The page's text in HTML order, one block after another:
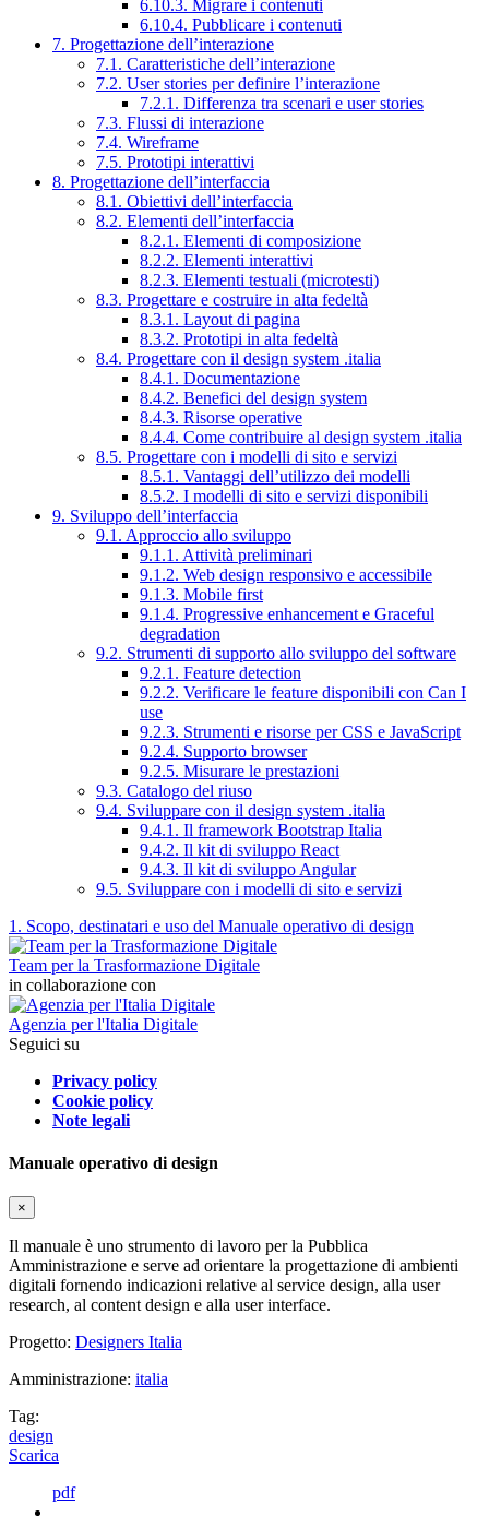
6.10.3. Migrare i contenuti
6.10.4. Pubblicare i contenuti
7. Progettazione dell’interazione
7.1. Caratteristiche dell’interazione
7.2. User stories per definire l’interazione
7.2.1. Differenza tra scenari e user stories
7.3. Flussi di interazione
7.4. Wireframe
7.5. Prototipi interattivi
8. Progettazione dell’interfaccia
8.1. Obiettivi dell’interfaccia
8.2. Elementi dell’interfaccia
8.2.1. Elementi di composizione
8.2.2. Elementi interattivi
8.2.3. Elementi testuali (microtesti)
8.3. Progettare e costruire in alta fedeltà
8.3.1. Layout di pagina
8.3.2. Prototipi in alta fedeltà
8.4. Progettare con il design system .italia
8.4.1. Documentazione
8.4.2. Benefici del design system
8.4.3. Risorse operative
8.4.4. Come contribuire al design system .italia
8.5. Progettare con i modelli di sito e servizi
8.5.1. Vantaggi dell’utilizzo dei modelli
8.5.2. I modelli di sito e servizi disponibili
9. Sviluppo dell’interfaccia
9.1. Approccio allo sviluppo
9.1.1. Attività preliminari
9.1.2. Web design responsivo e accessibile
9.1.3. Mobile first
9.1.4. Progressive enhancement e Graceful
degradation
9.2. Strumenti di supporto allo sviluppo del software
9.2.1. Feature detection
9.2.2. Verificare le feature disponibili con Can I
use
9.2.3. Strumenti e risorse per CSS e JavaScript
9.2.4. Supporto browser
9.2.5. Misurare le prestazioni
9.3. Catalogo del riuso
9.4. Sviluppare con il design system .italia
9.4.1. Il framework Bootstrap Italia
9.4.2. Il kit di sviluppo React
9.4.3. Il kit di sviluppo Angular
9.5. Sviluppare con i modelli di sito e servizi
1. Scopo, destinatari e uso del Manuale operativo di design
Team per la Trasformazione Digitale
in collaborazione con
Agenzia per l'Italia Digitale
Seguici su
Privacy policy
Cookie policy
Note legali
Manuale operativo di design
×
Il manuale è uno strumento di lavoro per la Pubblica
Amministrazione e serve ad orientare la progettazione di ambienti
digitali fornendo indicazioni relative al service design, alla user
research, al content design e alla user interface.
Progetto: Designers Italia
Amministrazione: italia
Tag:
design
Scarica
pdf